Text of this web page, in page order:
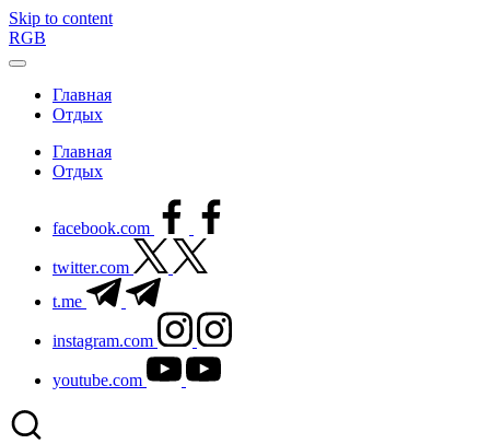
Skip to content
RGB
Главная
Отдых
Главная
Отдых
facebook.com
twitter.com
t.me
instagram.com
youtube.com